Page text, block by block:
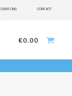
OVER ONS CONTACT
€0.00